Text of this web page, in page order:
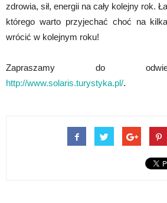
zdrowia, sił, energii na cały kolejny rok.
którego warto przyjechać choć na
wrócić w kolejnym roku!
Zapraszamy do
http://www.solaris.turystyka.pl/.